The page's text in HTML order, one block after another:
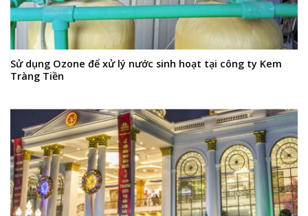
Sử dụng Ozone để xử lý nước sinh hoạt tại công ty Kem
Tràng Tiền